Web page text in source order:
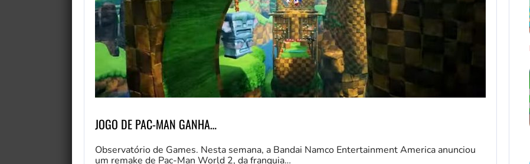
JOGO DE PAC-MAN GANHA…
Observatório de Games. Nesta semana, a Bandai Namco Entertainment America anunciou
um remake de Pac-Man World 2, da franquia…